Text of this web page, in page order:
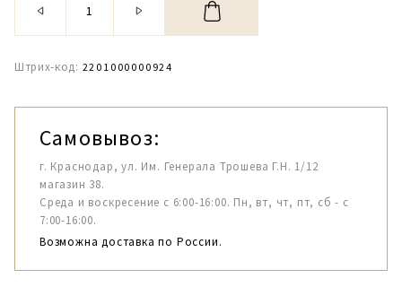
Штрих-код: 2201000000924
Самовывоз:
г. Краснодар, ул. Им. Генерала Трошева Г.Н. 1/12
магазин 38.
Среда и воскресение с 6:00-16:00. Пн, вт, чт, пт, сб - с
7:00-16:00.
Возможна доставка по России.